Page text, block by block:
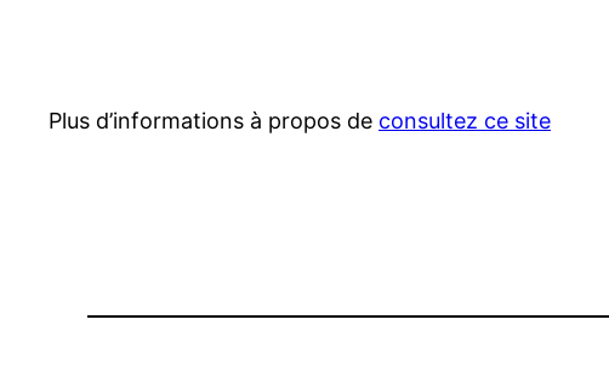
Plus d’informations à propos de consultez ce site